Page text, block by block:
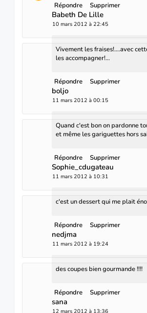
Répondre Supprimer
Babeth De Lille
10 mars 2012 à 22:45
Vivement les fraises!....avec
les accompagner!...
Répondre Supprimer
boljo
11 mars 2012 à 00:15
Quand c'est bon on pardonne
et même les gariguettes hors
Répondre Supprimer
Sophie_cdugateau
11 mars 2012 à 10:31
c'est un dessert qui me plait
Répondre Supprimer
nedjma
11 mars 2012 à 19:24
des coupes bien gourmande !!!!
Répondre Supprimer
sana
12 mars 2012 à 13:36